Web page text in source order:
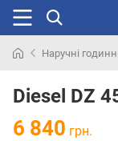
раніше
Наручні
Diesel DZ
6 840 грн.